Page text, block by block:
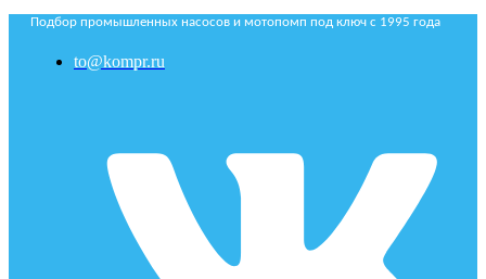
Подбор промышленных насосов и мотопомп под ключ с 1995 года
to@kompr.ru